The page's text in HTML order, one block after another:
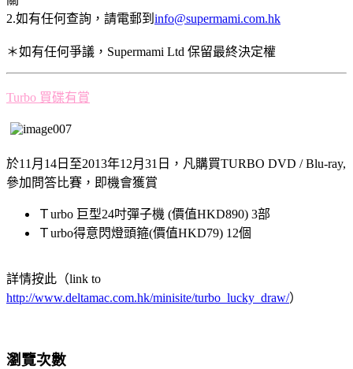
2.如有任何查詢，請電郵到 info@supermami.com.hk
＊如有任何爭議，Supermami Ltd 保留最終決定權
Turbo 買碟有賞
於11月14日至2013年12月31日，凡購買TURBO DVD / Blu-ray,
參加問答比賽，即機會獲賞
Ｔurbo 巨型24吋彈子機 (價值HKD890) 3部
Ｔurbo得意閃燈頭箍(價值HKD79) 12個
詳情按此（link to
http://www.deltamac.com.hk/minisite/turbo_lucky_draw/）
瀏覽次數